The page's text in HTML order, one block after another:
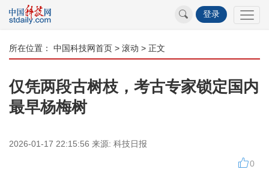
登录
所在位置： 中国科技网首页 > 滚动 > 正文
仅凭两段古树枝，考古专家锁定国内
最早杨梅树
2026-01-17 22:15:56 来源: 科技日报
0